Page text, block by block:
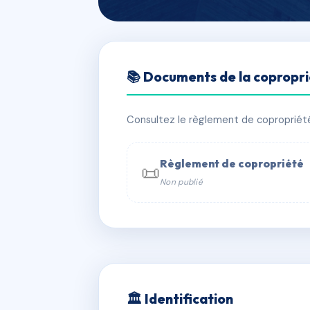
PERCE NEIGE
📍 205 ET 259 ROUTE DES
📞 Contacter Syndic Digital
📚 Documents de la
Consultez le règlement de
📜Règlement de copropriété
Non publié
🏛 Identification